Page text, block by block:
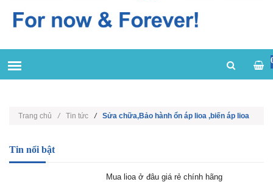
Trang chủ / Tin tức / Sửa chữa,Bảo hành ổn áp lioa ,biến áp lioa
Tin nổi bật
Mua lioa ở đâu giá rẻ chính hãng